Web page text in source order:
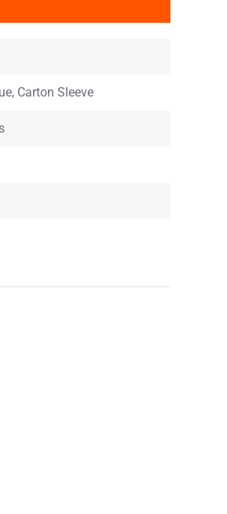
Carton Sleeve